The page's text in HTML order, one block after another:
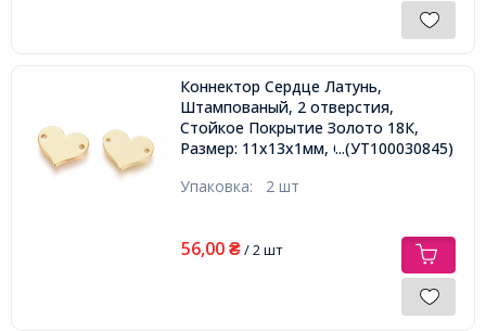
Коннектор Сердце Латунь,
Штампованый, 2 отверстия,
Стойкое Покрытие Золото 18К,
Размер: 11х13х1мм, Отверстие 1мм,
...(УТ100030845)
Упаковка: 2 шт
56,00 ₴/ 2 шт